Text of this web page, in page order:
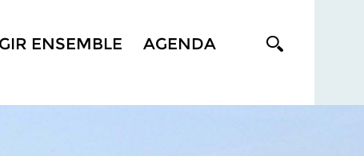
ENSEMBLE AGENDA